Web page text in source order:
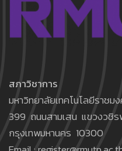
สภาวิชาการ
มหาวิทยาลัยเทคโนโลยีราชม
399 ถนนสามเสน แขวงวชิ
กรุงเทพมหานคร 10300